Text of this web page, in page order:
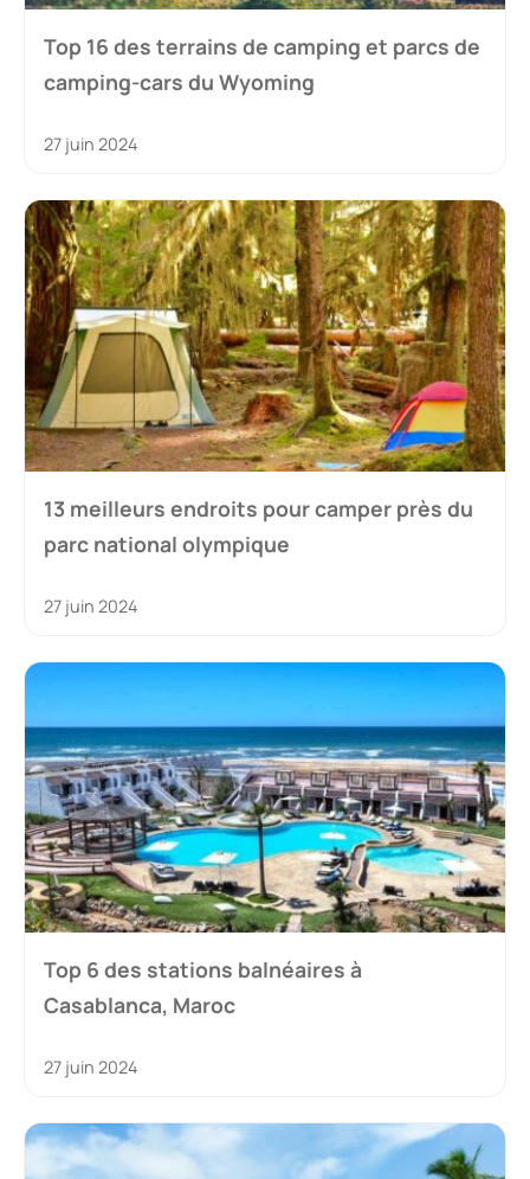
Top 16 des terrains de camping et parcs de
camping-cars du Wyoming
27 juin 2024
13 meilleurs endroits pour camper près du
parc national olympique
27 juin 2024
Top 6 des stations balnéaires à
Casablanca, Maroc
27 juin 2024